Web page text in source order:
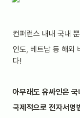
컨퍼런스 내내 국내
인도, 베트남 등 해외
다!
아무래도 유싸인은
국제적으로 전자서명